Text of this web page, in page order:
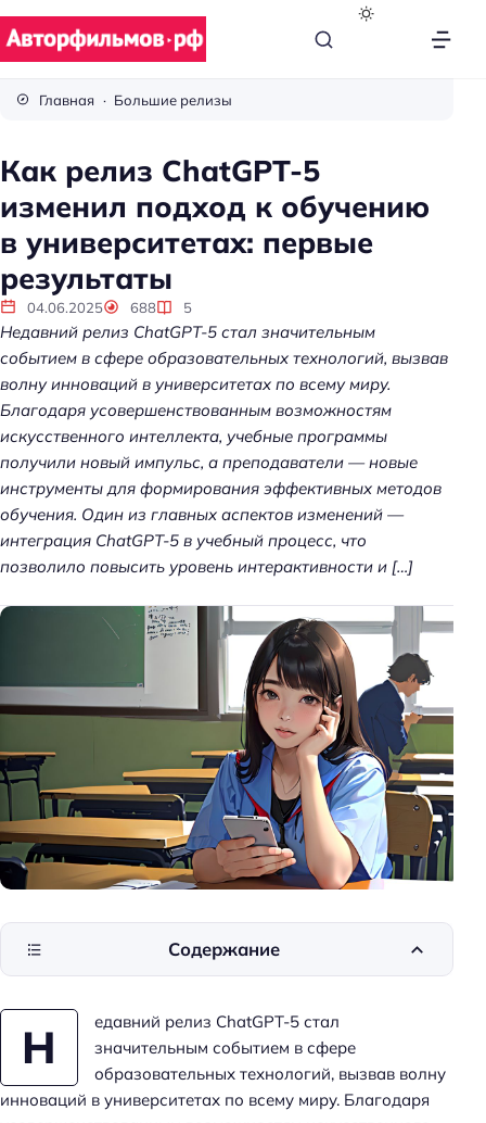
р
о
и
н
о
Главная Большие релизы
Как релиз ChatGPT-5
изменил подход к обучению
в университетах: первые
результаты
04.06.2025 688 5
Недавний релиз ChatGPT-5 стал значительным
событием в сфере образовательных технологий, вызвав
волну инноваций в университетах по всему миру.
Благодаря усовершенствованным возможностям
искусственного интеллекта, учебные программы
получили новый импульс, а преподаватели — новые
инструменты для формирования эффективных методов
обучения. Один из главных аспектов изменений —
интеграция ChatGPT-5 в учебный процесс, что
позволило повысить уровень интерактивности и […]
Н
едавний релиз ChatGPT-5 стал
значительным событием в сфере
образовательных технологий, вызвав волну
инноваций в университетах по всему миру. Благодаря
Содержание